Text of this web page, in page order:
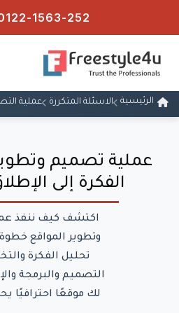
1563-252
الرئيسية الاسئلة المتكررة عملية
عملية تصميم
الفكرة إلى
اكتشف كيف ننفذ
وتطوير المواقع
تحليل الفكرة
التصميم والبرمجة
لك موقعًا احترافيًا